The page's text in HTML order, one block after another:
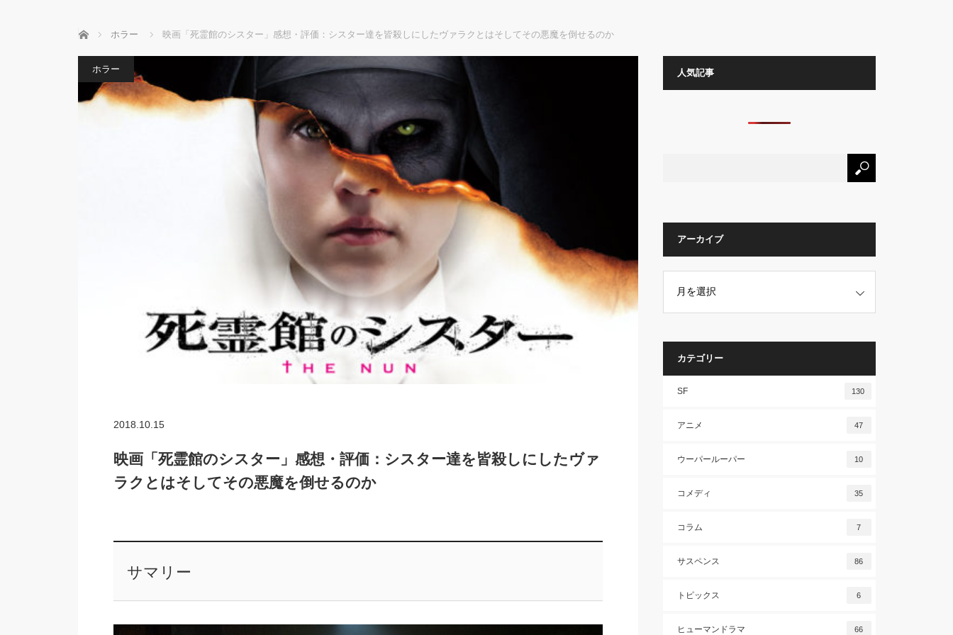
ホーム ホラー 映画「死霊館のシスター」感想・評価：シスター達を皆殺しにしたヴァラクとはそしてその悪魔を倒せるのか
ホラー
2018.10.15
映画「死霊館のシスター」感想・評価：シスター達を皆殺しにしたヴァ
ラクとはそしてその悪魔を倒せるのか
サマリー
人気記事
アーカイブ
カテゴリー
SF 130
アニメ 47
ウーパールーパー 10
コメディ 35
コラム 7
サスペンス 86
トピックス 6
ヒューマンドラマ 66